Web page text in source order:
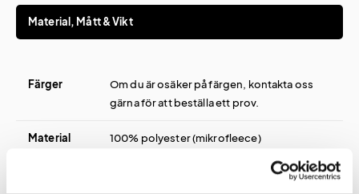
Material, Mått & Vikt
Färger
Om du är osäker på färgen, kontakta oss
gärna för att beställa ett prov.
Material 100% polyester (mikrofleece)